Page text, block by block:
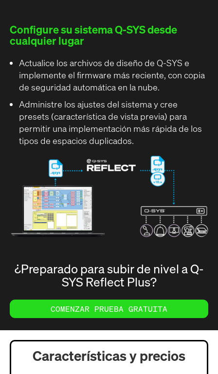
Configure su sistema Q-SYS desde
cualquier lugar
Actualice los archivos de diseño de Q-SYS e
implemente el firmware más reciente, con copia
de seguridad automática en la nube.
Administre los ajustes del sistema y cree
presets (característica de vista previa) para
permitir una implementación más rápida de los
tipos de espacios duplicados.
¿Preparado para subir de nivel a Q-
SYS Reflect Plus?
COMENZAR PRUEBA GRATUITA
Características y precios